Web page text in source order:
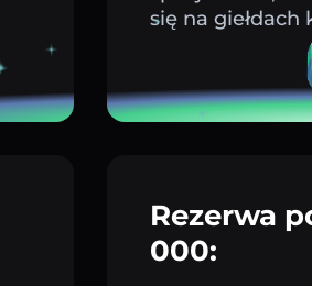
się na
Rezerwa
000: